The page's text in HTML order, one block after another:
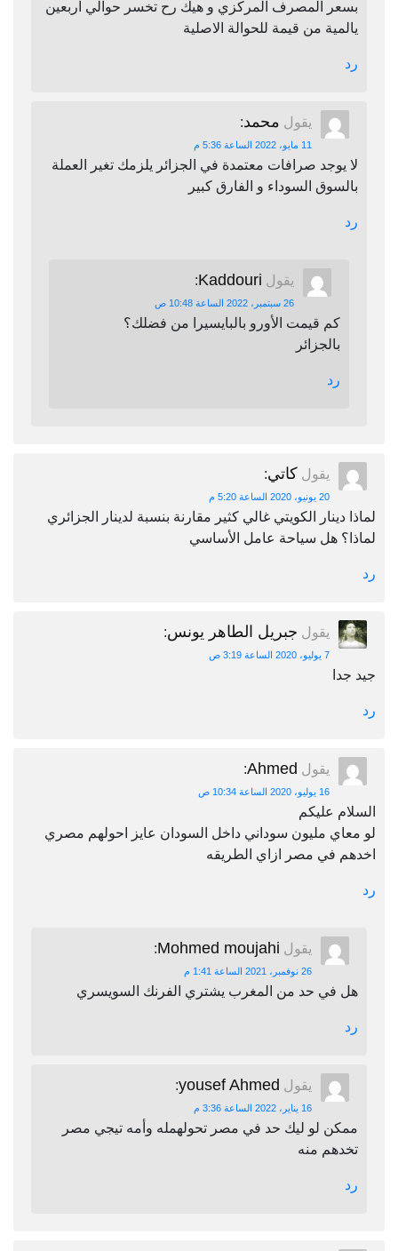
بسعر المصرف المركزي و هيك رح تخسر حوالي اربعين
يالمية من قيمة للحوالة الاصلية
رد
يقول محمد:
11 مايو، 2022 الساعة 5:36 م
لا يوجد صرافات معتمدة في الجزائر يلزمك تغير العملة
بالسوق السوداء و الفارق كبير
رد
يقول Kaddouri
:
26 سبتمبر، 2022 الساعة 10:48 ص
كم قيمت الأورو بالبايسيرا من فضلك؟
بالجزائر
رد
يقول كاتي:
20 يونيو، 2020 الساعة 5:20 م
لماذا دينار الكويتي غالي كثير مقارنة بنسبة لدينار الجزائري
لماذا؟ هل سياحة عامل الأساسي
رد
يقول جبريل الطاهر يونس:
7 يوليو، 2020 الساعة 3:19 ص
جيد جدا
رد
يقول Ahmed
:
16 يوليو، 2020 الساعة 10:34 ص
السلام عليكم
لو معاي مليون سوداني داخل السودان عايز احولهم مصري
اخدهم في مصر ازاي الطريقه
رد
يقول Mohmed moujahi
:
26 نوفمبر، 2021 الساعة 1:41 م
هل في حد من المغرب يشتري الفرنك السويسري
رد
يقول yousef Ahmed
:
16 يناير، 2022 الساعة 3:36 م
ممكن لو ليك حد في مصر تحولهمله وأمه تيجي مصر
تخدهم منه
رد